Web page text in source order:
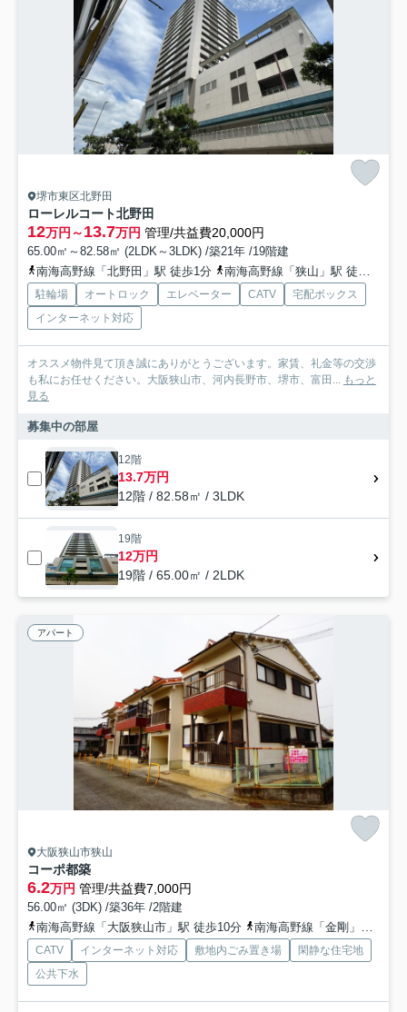
堺市東区北野田
ローレルコート北野田
12万円～13.7万円 管理/共益費20,000円
65.00㎡～82.58㎡ (2LDK～3LDK) /築21年 /19階建
南海高野線「北野田」駅 徒歩1分
南海高野線「狭山」駅 徒歩17分
駐輪場 オートロック エレベーター CATV
宅配ボックス
インターネット対応
オススメ物件見て頂き誠にありがとうございます。家賃、礼金等の交渉
も私にお任せください。大阪狭山市、河内長野市、堺市、富田... もっと
見る
募集中の部屋
12階
13.7万円
12階 / 82.58㎡ / 3LDK
19階
12万円
19階 / 65.00㎡ / 2LDK
アパート
大阪狭山市狭山
コーポ都築
6.2万円 管理/共益費7,000円
56.00㎡ (3DK) /築36年 /2階建
南海高野線「大阪狭山市」駅 徒歩10分
南海高野線「金剛」駅 徒歩20分
CATV インターネット対応 敷地内ごみ置き場
閑静な住宅地
公共下水